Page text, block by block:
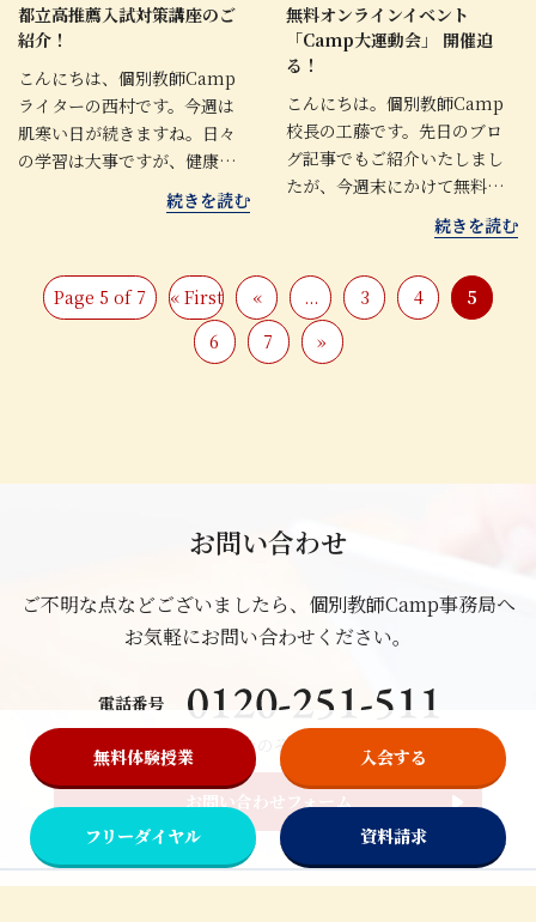
都立高推薦入試対策講座のご
紹介！
こんにちは、個別教師Camp
ライターの西村です。今週は
肌寒い日が続きますね。日々
の学習は大事ですが、健康…
続きを読む
無料オンラインイベント
「Camp大運動会」 開催迫
る！
こんにちは。個別教師Camp
校長の工藤です。先日のブロ
グ記事でもご紹介いたしまし
たが、今週末にかけて無料…
続きを読む
Page 5 of 7 « First « ... 3 4
5
6
7 »
お問い合わせ
ご不明な点などございましたら、個別教師Camp事務局へ
お気軽にお問い合わせください。
電話番号
（受付：日曜・祝日をのぞく15：00～21：00）
お問い合わせフォーム
無料体験授業 入会する
フリーダイヤル 資料請求